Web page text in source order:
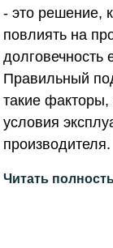
- это решение,
повлиять на
долговечность
Правильный
такие факторы,
условия
производителя.
Читать